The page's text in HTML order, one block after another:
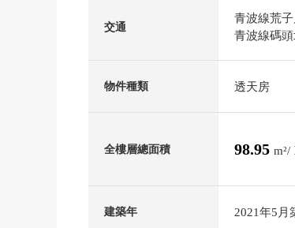
交通
青波線荒
青波線碼
物件種類 透天房
全樓層總面積 98.95 m²/
建築年 2021年5月